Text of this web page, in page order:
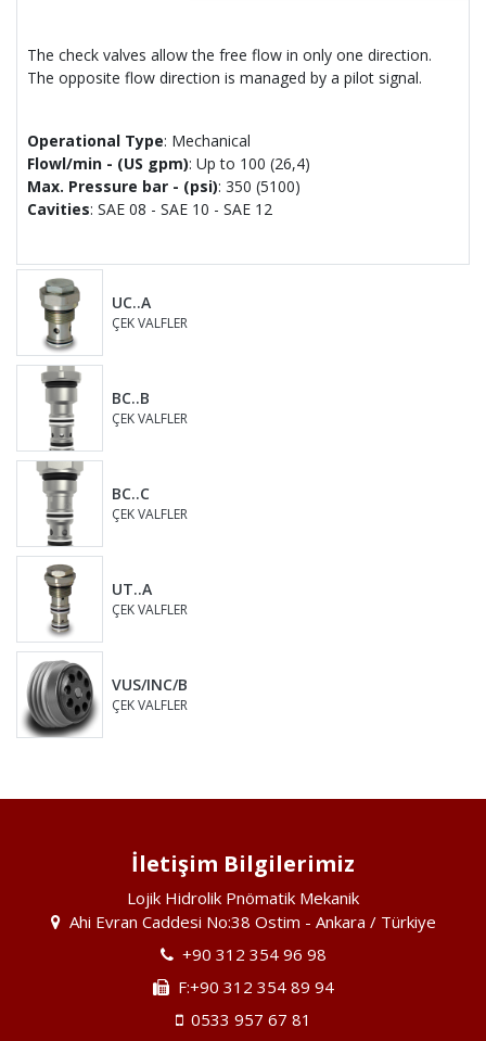
UC..A
ÇEK VALFLER
BC..B
ÇEK VALFLER
BC..C
ÇEK VALFLER
UT..A
ÇEK VALFLER
VUS/INC/B
ÇEK VALFLER
The check valves allow the free flow in only one direction.
The opposite flow direction is managed by a pilot signal.
Operational Type: Mechanical
Flowl/min - (US gpm): Up to 100 (26,4)
Max. Pressure bar - (psi): 350 (5100)
Cavities: SAE 08 - SAE 10 - SAE 12
İletişim Bilgilerimiz
Lojik Hidrolik Pnömatik Mekanik
Ahi Evran Caddesi No:38 Ostim - Ankara / Türkiye
+90 312 354 96 98
F:+90 312 354 89 94
0533 957 67 81